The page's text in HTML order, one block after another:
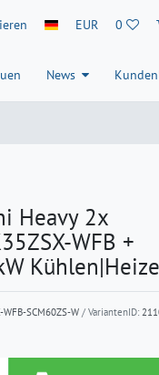
EUR 0
News
Heavy 2x
WFB +
SCM60ZS-W / VariantenID: